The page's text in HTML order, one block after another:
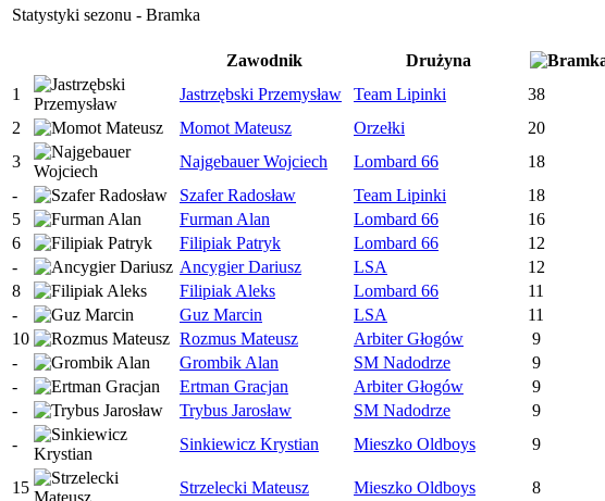
Statystyki sezonu - Bramka
Zawodnik
Drużyna
1
Jastrzębski Przemysław Team Lipinki
38
2
Momot Mateusz Orzełki
20
3
Najgebauer Wojciech Lombard 66
18
-
Szafer Radosław Team Lipinki
18
5
Furman Alan Lombard 66
16
6
Filipiak Patryk Lombard 66
12
-
Ancygier Dariusz LSA
12
8
Filipiak Aleks Lombard 66
11
-
Guz Marcin LSA
11
10
Rozmus Mateusz Arbiter Głogów
9
-
Grombik Alan SM Nadodrze
9
-
Ertman Gracjan Arbiter Głogów
9
-
Trybus Jarosław SM Nadodrze
9
-
Sinkiewicz Krystian Mieszko Oldboys 9
15 Strzelecki Mateusz Mieszko Oldboys
8